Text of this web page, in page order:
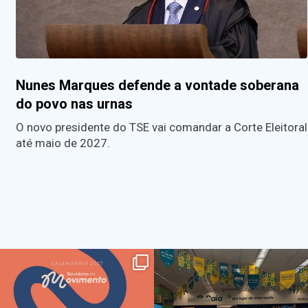
Nunes Marques defende a vontade soberana
do povo nas urnas
O novo presidente do TSE vai comandar a Corte Eleitoral
até maio de 2027.